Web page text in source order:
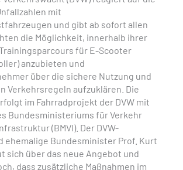
mit
und gibt ab sofort allen
die Möglichkeit, innerhalb ihrer
für E-Scooter
anzubieten und
über die sichere Nutzung und
Verkehrsregeln aufzuklären. Die
im Fahrradprojekt der DVW mit
Bundesministeriums für Verkehr
(BMVI). Der DVW-
ehemalige Bundesminister Prof. Kurt
sich über das neue Angebot und
dass zusätzliche Maßnahmen im